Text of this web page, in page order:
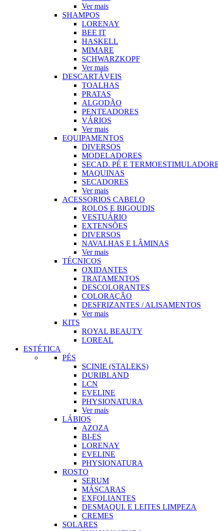
Ver mais
SHAMPOS
LORENAY
BEE IT
HASKELL
MIMARE
SCHWARZKOPF
Ver mais
DESCARTÁVEIS
TOALHAS
PRATAS
ALGODÃO
PENTEADORES
VÁRIOS
Ver mais
EQUIPAMENTOS
DIVERSOS
MODELADORES
SECAD. PÉ E
MAQUINAS
SECADORES
Ver mais
ACESSORIOS CABELO
ROLOS E BIGOUDIS
VESTUÁRIO
EXTENSÕES
DIVERSOS
NAVALHAS E LÂMINAS
Ver mais
TÉCNICOS
OXIDANTES
TRATAMENTOS
DESCOLORANTES
COLORAÇÃO
DESFRIZANTES / ALISAMENTOS
Ver mais
KITS
ROYAL BEAUTY
LOREAL
ESTÉTICA
PÉS
SCINIE (STALEKS)
DURIBLAND
LCN
EVELINE
PHYSIONATURA
Ver mais
LÁBIOS
AZOZA
BI-ES
LORENAY
EVELINE
PHYSIONATURA
ROSTO
SERUM
MÁSCARAS
EXFOLIANTES
DESMAQUI. E LEITES LIMPEZA
CREMES
SOLARES